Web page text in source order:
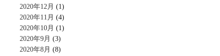
2020年12月 (1)
2020年11月 (4)
2020年10月 (1)
2020年9月 (3)
2020年8月 (8)